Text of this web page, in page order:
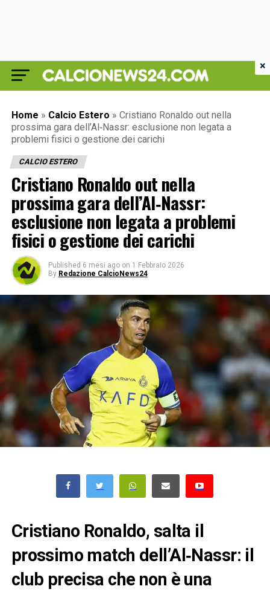
Home » Calcio Estero » Cristiano Ronaldo out nella
prossima gara dell’Al‑Nassr: esclusione non legata a
problemi fisici o gestione dei carichi
CALCIO ESTERO
Cristiano Ronaldo out nella
prossima gara dell’Al‑Nassr:
esclusione non legata a problemi
fisici o gestione dei carichi
Published 6 mesi ago on 1 Febbraio 2026
By Redazione CalcioNews24
Cristiano Ronaldo, salta il
prossimo match dell’Al‑Nassr: il
club precisa che non è una
×